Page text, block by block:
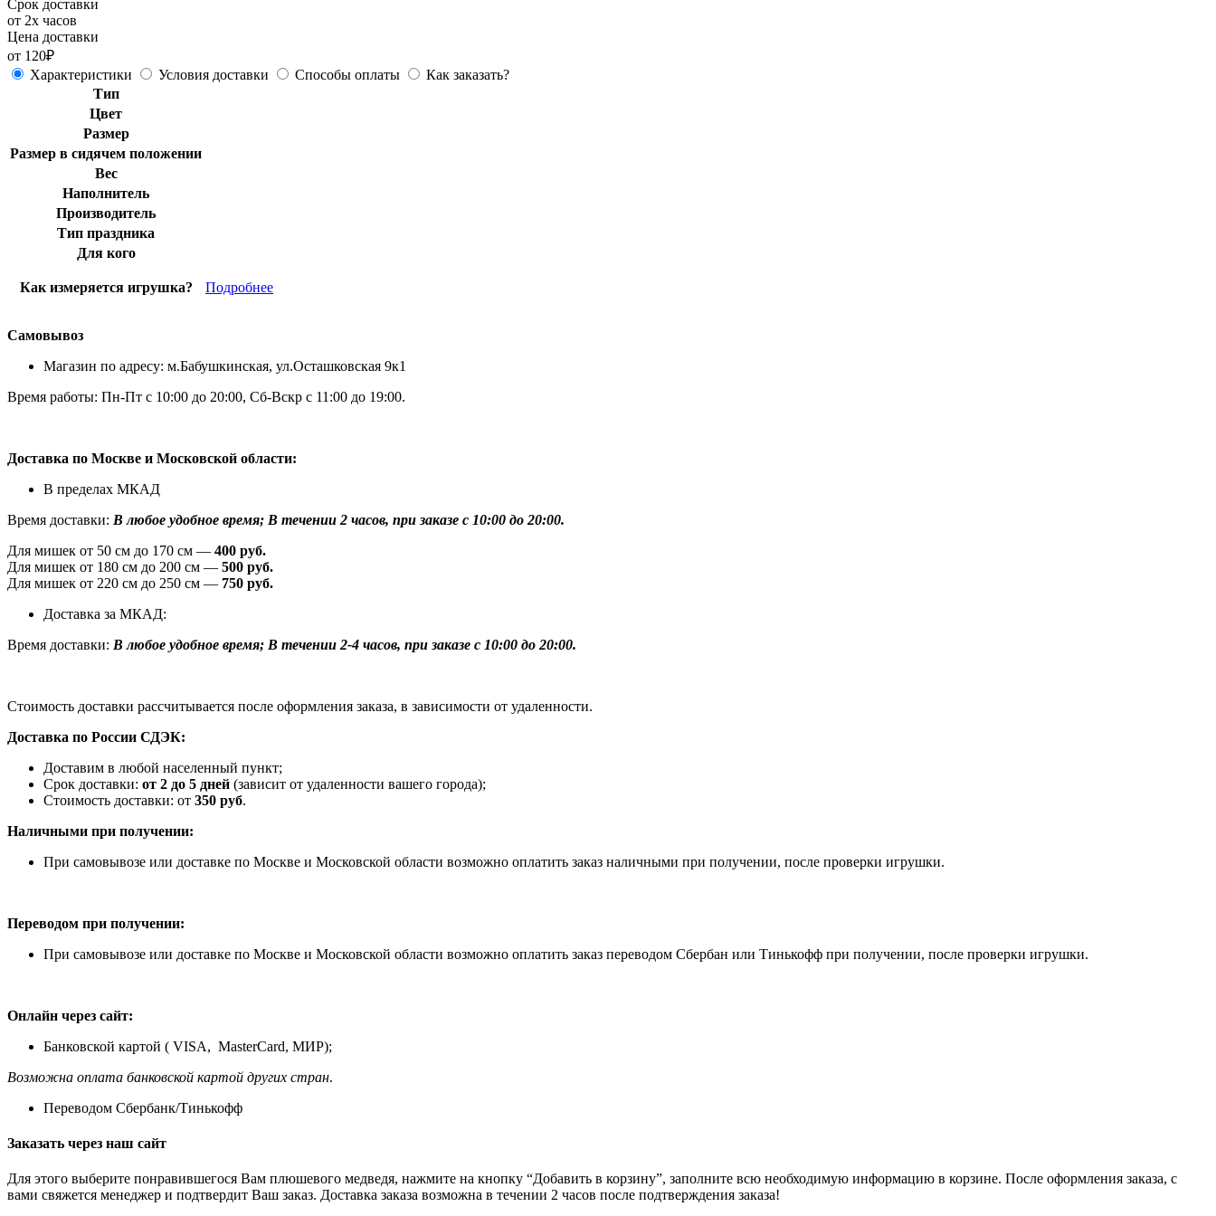
Срок доставки
от 2х часов
Цена доставки
от 120₽
Характеристики
Условия доставки Способы оплаты
Как заказать?
Тип
Цвет
Размер
Размер в сидячем положении
Вес
Наполнитель
Производитель
Тип праздника
Для кого
Как измеряется игрушка? Подробнее
Самовывоз
Магазин по адресу: м.Бабушкинская, ул.Осташковская 9к1
Время работы: Пн-Пт с 10:00 до 20:00, Сб-Вскр с 11:00 до 19:00.
Доставка по Москве и Московской области:
В пределах МКАД
Время доставки: В любое удобное время; В течении 2 часов, при заказе с 10:00 до 20:00.
Для мишек от 50 см до 170 см — 400 руб.
Для мишек от 180 см до 200 см — 500 руб.
Для мишек от 220 см до 250 см — 750 руб.
Доставка за МКАД:
Время доставки: В любое удобное время; В течении 2-4 часов, при заказе с 10:00 до 20:00.
Стоимость доставки рассчитывается после оформления заказа, в зависимости от удаленности.
Доставка по России СДЭК:
Доставим в любой населенный пункт;
Срок доставки: от 2 до 5 дней (зависит от удаленности вашего города);
Стоимость доставки: от 350 руб.
Наличными при получении:
При самовывозе или доставке по Москве и Московской области возможно оплатить заказ наличными при получении, после проверки игрушки.
Переводом при получении:
При самовывозе или доставке по Москве и Московской области возможно оплатить заказ переводом Сбербан или Тинькофф при получении, после проверки игрушки.
Онлайн через сайт:
Банковской картой ( VISA, MasterCard, МИР);
Возможна оплата банковской картой других стран.
Переводом Сбербанк/Тинькофф
Заказать через наш сайт
Для этого выберите понравившегося Вам плюшевого медведя, нажмите на кнопку “Добавить в корзину”, заполните всю необходимую информацию в корзине. После оформления заказа, с
вами свяжется менеджер и подтвердит Ваш заказ. Доставка заказа возможна в течении 2 часов после подтверждения заказа!